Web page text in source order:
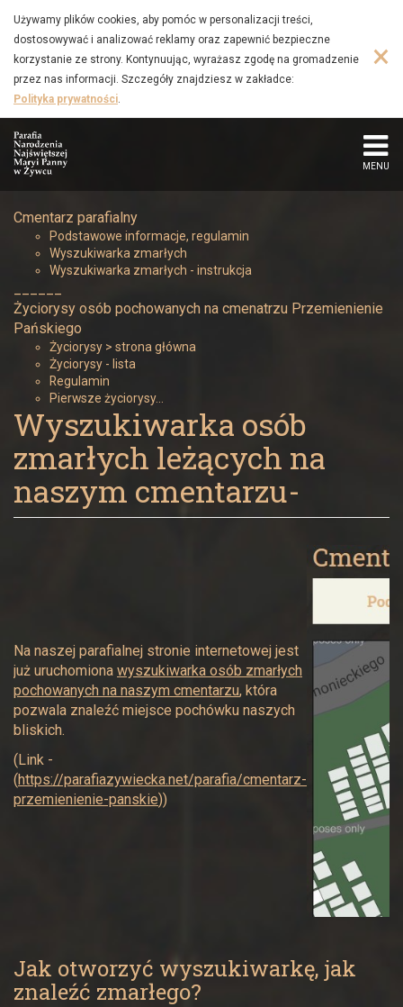
Wyszukiwarka
zmarłych
instrukcja
Parafia
Narodzenia
Najświętszej
Maryi
Panny
w
Żywcu
do
głównej
treści
Używamy plików cookies, aby pomóc w personalizacji treści,
dostosowywać i analizować reklamy oraz zapewnić bezpieczne
korzystanie ze strony. Kontynuując, wyrażasz zgodę na gromadzenie
przez nas informacji. Szczegóły znajdziesz w zakładce:
Polityka prywatności.
×
MENU
Cmentarz parafialny
Podstawowe informacje, regulamin
Wyszukiwarka zmarłych
Wyszukiwarka zmarłych - instrukcja
Życiorysy osób pochowanych na cmenatrzu Przemienienie
Pańskiego
Życiorysy > strona główna
Życiorysy - lista
Regulamin
Pierwsze życiorysy…
Wyszukiwarka osób
zmarłych leżących na
naszym cmentarzu-
Na naszej parafialnej stronie internetowej jest
już uruchomiona wyszukiwarka osób zmarłych
pochowanych na naszym cmentarzu, która
pozwala znaleźć miejsce pochówku naszych
bliskich.
(Link -
(https://parafiazywiecka.net/parafia/cmentarz-
przemienienie-panskie))
Jak otworzyć wyszukiwarkę, jak
znaleźć zmarłego?